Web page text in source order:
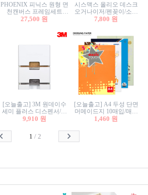
PHOENIX 피닉스 원형 면
천캔버스 프레임세트
30cm/원형캔버스/플로팅
27,500 원
시스맥스 올리오 데스크
오거나이저/펜꽂이/소품
꽂이/소품함/정리함/수납
7,800 원
[오늘출고] 3M 원데이수
세미 플러스 디스펜서/소
프트수세미5매+강력수세
9,910 원
[오늘출고] A4 두성 단면
머메이드지 10매입/매직
터치/색지/색상지/색복사
칼라색지/고급복사지
1,460 원
1 / 2